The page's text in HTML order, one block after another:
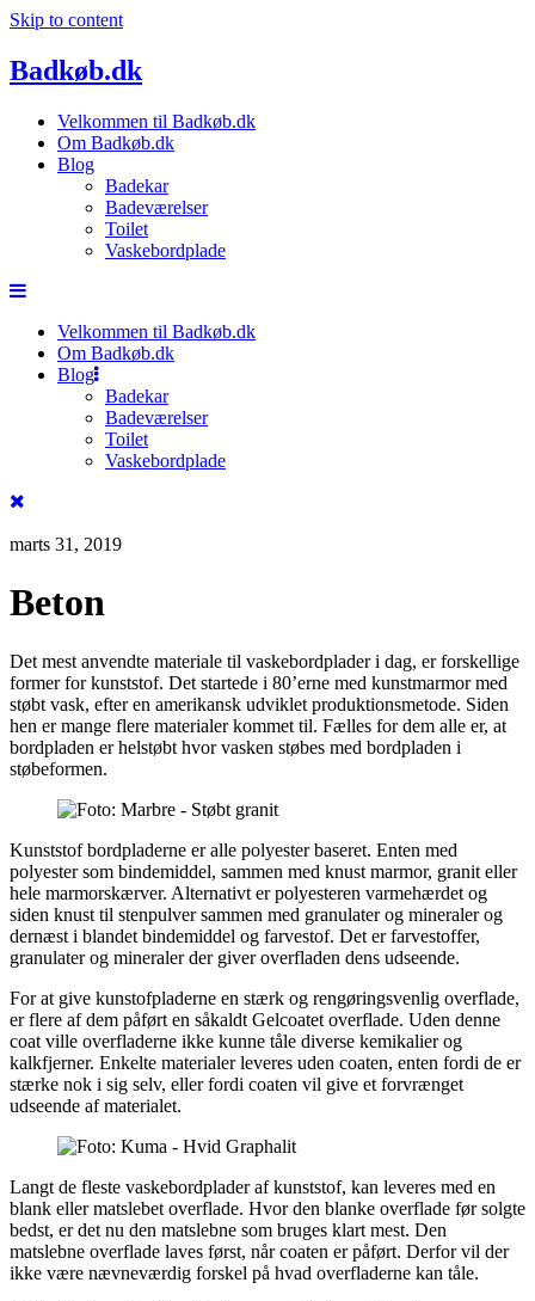
Skip to content
Badkøb.dk
Velkommen til Badkøb.dk
Om Badkøb.dk
Blog
Badekar
Badeværelser
Toilet
Vaskebordplade
Velkommen til Badkøb.dk
Om Badkøb.dk
Blog
Badekar
Badeværelser
Toilet
Vaskebordplade
marts 31, 2019
Beton
Det mest anvendte materiale til vaskebordplader i dag, er forskellige
former for kunststof. Det startede i 80’erne med kunstmarmor med
støbt vask, efter en amerikansk udviklet produktionsmetode. Siden
hen er mange flere materialer kommet til. Fælles for dem alle er, at
bordpladen er helstøbt hvor vasken støbes med bordpladen i
støbeformen.
Kunststof bordpladerne er alle polyester baseret. Enten med
polyester som bindemiddel, sammen med knust marmor, granit eller
hele marmorskærver. Alternativt er polyesteren varmehærdet og
siden knust til stenpulver sammen med granulater og mineraler og
dernæst i blandet bindemiddel og farvestof. Det er farvestoffer,
granulater og mineraler der giver overfladen dens udseende.
For at give kunstofpladerne en stærk og rengøringsvenlig overflade,
er flere af dem påført en såkaldt Gelcoatet overflade. Uden denne
coat ville overfladerne ikke kunne tåle diverse kemikalier og
kalkfjerner. Enkelte materialer leveres uden coaten, enten fordi de er
stærke nok i sig selv, eller fordi coaten vil give et forvrænget
udseende af materialet.
Langt de fleste vaskebordplader af kunststof, kan leveres med en
blank eller matslebet overflade. Hvor den blanke overflade før solgte
bedst, er det nu den matslebne som bruges klart mest. Den
matslebne overflade laves først, når coaten er påført. Derfor vil der
ikke være nævneværdig forskel på hvad overfladerne kan tåle.